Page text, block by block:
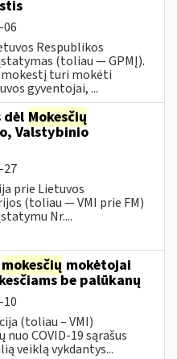
06
Respublikos
(toliau — GPMĮ).
mokestį turi mokėti
gyventojai, ...
dėl Mokesčių
Valstybinio
27
prie Lietuvos
(toliau — VMI prie FM)
Nr....
mokesčių mokėtojai
be palūkanų
10
(toliau – VMI)
COVID-19 sąrašus
veiklą vykdantys...